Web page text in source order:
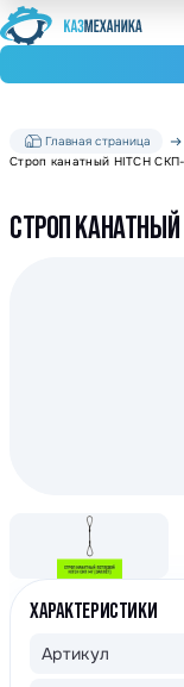
Главная страница
Строп канатный HITCH
СТРОП
ХАРАКТЕРИСТИКИ
Артикул